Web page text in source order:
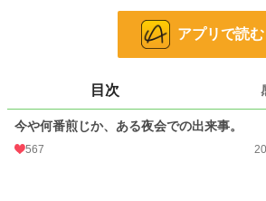
2021.05.26 21:33
初回完結日時 2021.05.26 21:33
アプリで読む
目次
今や何番煎じか、ある夜会での出来事。
567